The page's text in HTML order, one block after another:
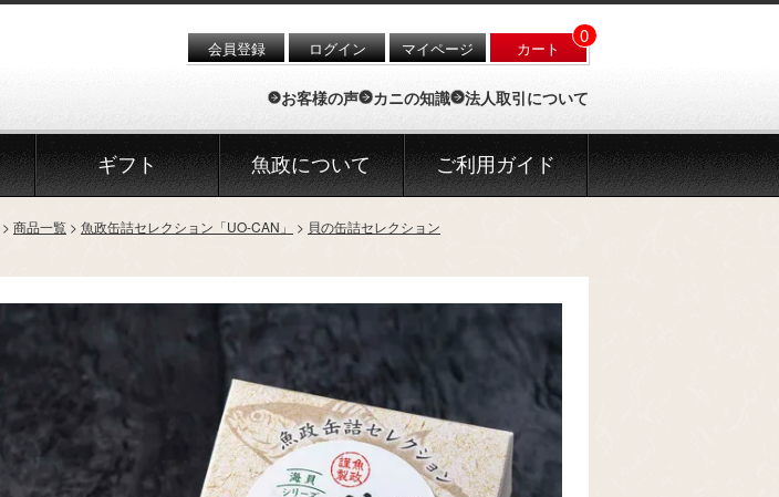
会員登録 ログイン マイページ カート
0
お客様の声 カニの知識 法人取引について
ギフト 魚政について ご利用ガイド
商品一覧 魚政缶詰セレクション「UO-CAN」
貝の缶詰セレクション